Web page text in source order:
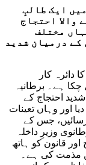
ایک طالبِ
والا احتجاج
مختلف
کے درمیان شدید
دائرہ کار
ہے۔ برطانیہ
احتجاج کے
اور وہاں تعینات
جس کے
وزیرِ داخلہ
قانون کو ہاتھ
مذمت کی ہے۔